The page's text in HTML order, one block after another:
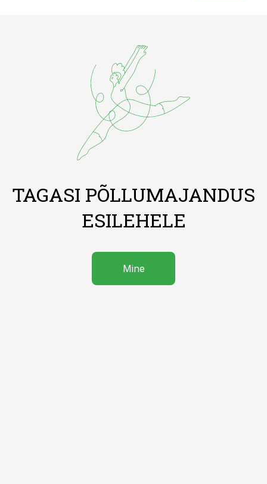
TAGASI PÕLLUMAJANDUS
ESILEHELE
Mine